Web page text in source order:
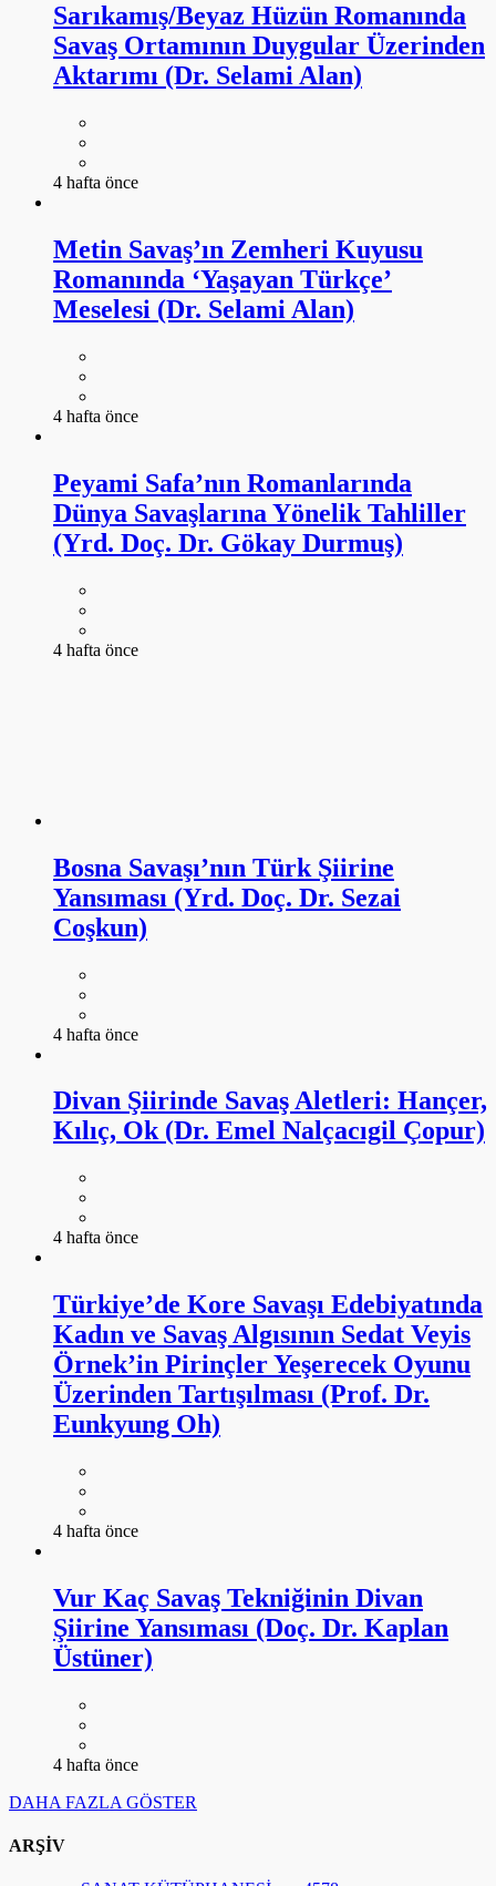
Sarıkamış/Beyaz Hüzün Romanında
Savaş Ortamının Duygular Üzerinden
Aktarımı (Dr. Selami Alan)
4 hafta önce
Metin Savaş’ın Zemheri Kuyusu
Romanında ‘Yaşayan Türkçe’
Meselesi (Dr. Selami Alan)
4 hafta önce
Peyami Safa’nın Romanlarında
Dünya Savaşlarına Yönelik Tahliller
(Yrd. Doç. Dr. Gökay Durmuş)
4 hafta önce
Bosna Savaşı’nın Türk Şiirine
Yansıması (Yrd. Doç. Dr. Sezai
Coşkun)
4 hafta önce
Divan Şiirinde Savaş Aletleri: Hançer,
Kılıç, Ok (Dr. Emel Nalçacıgil Çopur)
4 hafta önce
Türkiye’de Kore Savaşı Edebiyatında
Kadın ve Savaş Algısının Sedat Veyis
Örnek’in Pirinçler Yeşerecek Oyunu
Üzerinden Tartışılması (Prof. Dr.
Eunkyung Oh)
4 hafta önce
Vur Kaç Savaş Tekniğinin Divan
Şiirine Yansıması (Doç. Dr. Kaplan
Üstüner)
4 hafta önce
DAHA FAZLA GÖSTER
ARŞİV